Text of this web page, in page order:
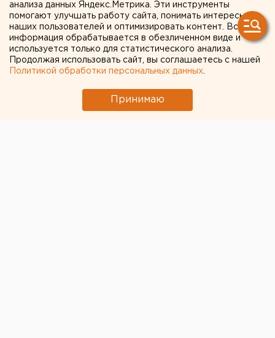
Екатеринбурге оценили
проект по обустройству
набережной
анализа данных Яндекс.Метрика. Эти инструменты
помогают улучшать работу сайта, понимать интересы
наших пользователей и оптимизировать контент. Вся
информация обрабатывается в обезличенном виде и
используется только для статистического анализа.
Продолжая использовать сайт, вы соглашаетесь с нашей
Политикой обработки персональных данных
Принимаю